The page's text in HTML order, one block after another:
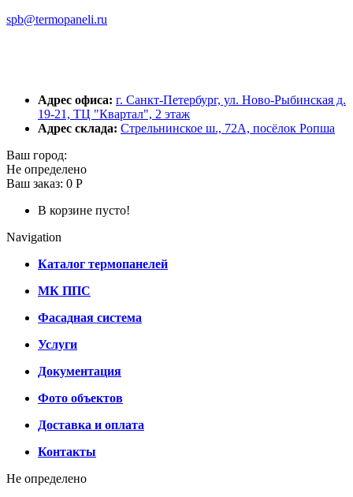
spb@termopaneli.ru
Адрес офиса: г. Санкт-Петербург, ул. Ново-Рыбинская д.
19-21, ТЦ "Квартал", 2 этаж
Адрес склада: Стрельнинское ш., 72А, посёлок Ропша
Ваш город:
Не определено
Ваш заказ: 0 Р
В корзине пусто!
Navigation
Каталог термопанелей
МК ППС
Фасадная система
Услуги
Документация
Фото объектов
Доставка и оплата
Контакты
Не определено